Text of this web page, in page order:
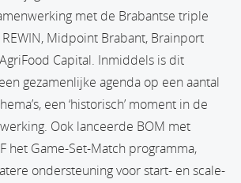
met de Brabantse triple
Midpoint Brabant, Brainport
Capital. Inmiddels is dit
gezamenlijke agenda op een aantal
een ‘historisch’ moment in de
Ook lanceerde BOM met
het Game-Set-Match programma,
ondersteuning voor start- en scale-